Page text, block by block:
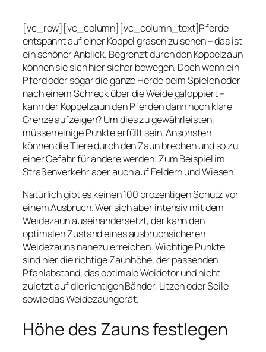
[vc_row][vc_column][vc_column_text]Pferde
entspannt auf einer Koppel grasen zu sehen – das ist
ein schöner Anblick. Begrenzt durch den Koppelzaun
können sie sich hier sicher bewegen. Doch wenn ein
Pferd oder sogar die ganze Herde beim Spielen oder
nach einem Schreck über die Weide galoppiert –
kann der Koppelzaun den Pferden dann noch klare
Grenze aufzeigen? Um dies zu gewährleisten,
müssen einige Punkte erfüllt sein. Ansonsten
können die Tiere durch den Zaun brechen und so zu
einer Gefahr für andere werden. Zum Beispiel im
Straßenverkehr aber auch auf Feldern und Wiesen.
Natürlich gibt es keinen 100 prozentigen Schutz vor
einem Ausbruch. Wer sich aber intensiv mit dem
Weidezaun auseinandersetzt, der kann den
optimalen Zustand eines ausbruchsicheren
Weidezauns nahezu erreichen. Wichtige Punkte
sind hier die richtige Zaunhöhe, der passenden
Pfahlabstand, das optimale Weidetor und nicht
zuletzt auf die richtigen Bänder, Litzen oder Seile
sowie das Weidezaungerät.
Höhe des Zauns festlegen